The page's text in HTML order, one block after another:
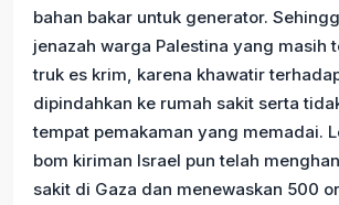
bahan bakar untuk generator.
jenazah warga Palestina yang masih
truk es krim, karena khawatir
dipindahkan ke rumah sakit serta
tempat pemakaman yang memadai.
bom kiriman Israel pun telah
sakit di Gaza dan menewaskan 500